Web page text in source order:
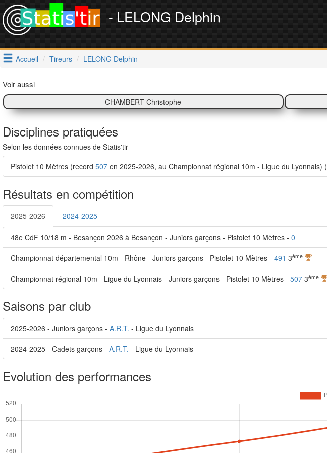
- LELONG Delphin
Accueil Tireurs LELONG Delphin
Voir aussi
CHAMBERT Christophe
Disciplines pratiquées
Selon les données connues de Statis'tir
Pistolet 10 Mètres (record 507 en 2025-2026, au Championnat régional 10m - Ligue du Lyonnais) (
Résultats en compétition
2025-2026 2024-2025
48e CdF 10/18 m - Besançon 2026 à Besançon - Juniors garçons - Pistolet 10 Mètres - 0
Championnat départemental 10m - Rhône - Juniors garçons - Pistolet 10 Mètres - 491 3ème
Championnat régional 10m - Ligue du Lyonnais - Juniors garçons - Pistolet 10 Mètres - 507 3ème
Saisons par club
2025-2026 - Juniors garçons - A.R.T. - Ligue du Lyonnais
2024-2025 - Cadets garçons - A.R.T. - Ligue du Lyonnais
Evolution des performances